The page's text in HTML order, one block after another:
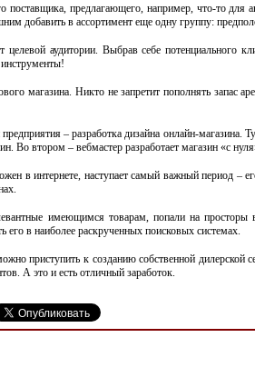
поставщика, предлагающего, например, что-то для
добавить в ассортимент еще одну группу:
целевой аудитории. Выбрав себе
магазина. Никто не запретит пополнять запас
– разработка дизайна онлайн-
Во втором – вебмастер разработает магазин «с
в интернете, наступает самый важный период
имеющимся товарам, попали на просторы
его в наиболее раскрученных поисковых системах.
приступить к созданию собственной
А это и есть отличный заработок.